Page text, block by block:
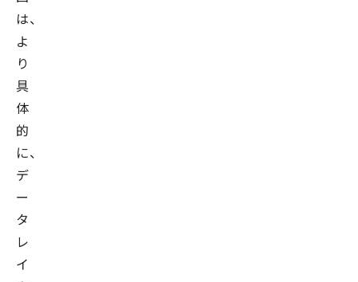
は、
よ
り
具
体
的
に、
デ
ー
タ
レ
イ